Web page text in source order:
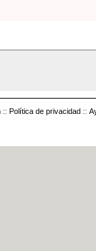
:: Política de privacidad ::